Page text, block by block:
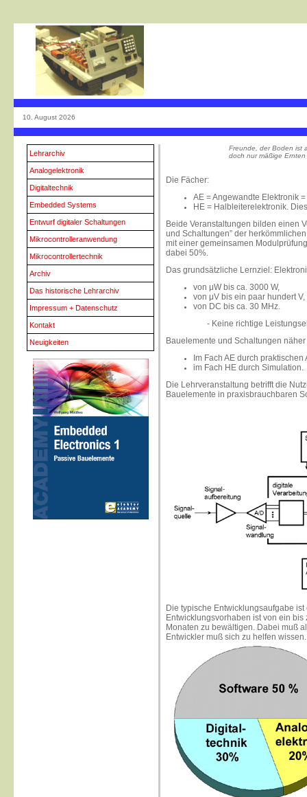
10. August 2026
Lehrarchiv
Analogelektronik
Digitaltechnik
Embedded Systems
Entwurf digitaler Schaltungen
Mikrocontrolleranwendung
Mikrocontrollertechnik
Archiv
Das historische Lehrarchiv
Impressum + Datenschutz
Kontakt
Neuigkeiten
Freunde, der Boden ist
doch nur mäßige
Die Fächer:
AE = Angewandte Elektronik
HE = Halbleiterelektronik.
Beide Veranstaltungen bilden einen
und Schaltungen” der
mit einer gemeinsamen
dabei 50%.
Das grundsätzliche Lernziel:
von μW bis ca. 3000 W,
von μV bis ein paar hundert V,
von DC bis ca. 30 MHz.
- Keine richtige
Bauelemente und Schaltungen
Im Fach AE durch
im Fach HE durch Simulation.
Die Lehrveranstaltung betrifft die
Bauelemente in praxisbrauchbaren
Die typische Entwicklungsaufgabe
Entwicklungsvorhaben ist von ein
Monaten zu bewältigen. Dabei muß
Entwickler muß sich zu helfen